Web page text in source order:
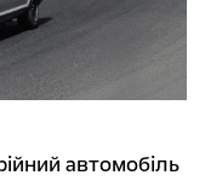
автомобіль